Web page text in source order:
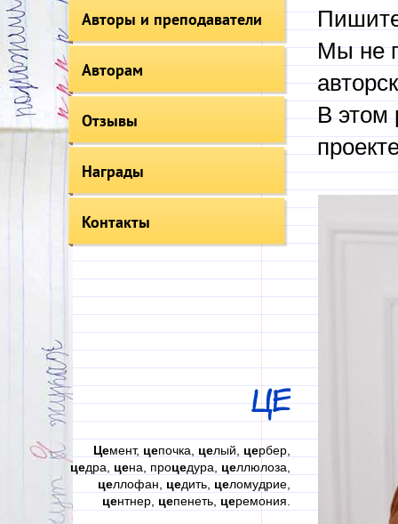
Авторы и преподаватели
Авторам
Отзывы
Награды
Контакты
ЦЕ
Цемент, цепочка, целый, цербер,
цедра, цена, процедура, целлюлоза,
целлофан, цедить, целомудрие,
центнер, цепенеть, церемония.
Мы не
В этом